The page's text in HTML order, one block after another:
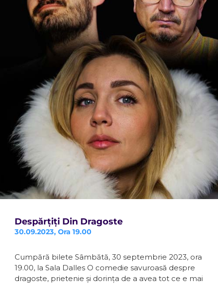
Despărțiți Din Dragoste
30.09.2023, Ora 19.00
Cumpără bilete Sâmbătă, 30 septembrie 2023, ora
19.00, la Sala Dalles O comedie savuroasă despre
dragoste, prietenie și dorința de a avea tot ce e mai